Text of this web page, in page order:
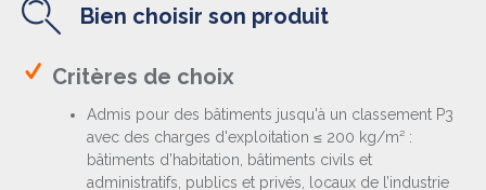
Bien choisir son produit
Critères de choix
Admis pour des bâtiments jusqu'à un classement P3
avec des charges d'exploitation ≤ 200 kg/m² :
bâtiments d’habitation, bâtiments civils et
administratifs, publics et privés, locaux de l’industrie